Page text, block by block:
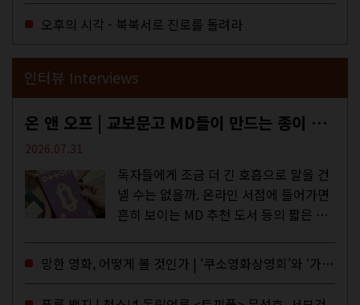
오후의 시각 - 북북서로 진로를 돌려라
인터뷰 Interviews
온 앤 오프 | 교보문고 MD들이 만드는 종이 잡지 <어떤>
2026.07.31
독자들에게 조금 더 긴 호흡으로 말을 건
넬 수는 없을까. 온라인 서점에 들어가면
흔히 보이는 MD 추천 도서 등의 짧은 문
MD들의 고민 끝에 세상 밖으로 나온 종
이 잡지 어떤(otton). 지난해 12월...
망한 영화, 어떻게 볼 것인가 | ‘쿠소영화상영회’와 ‘가자미’의 이야기